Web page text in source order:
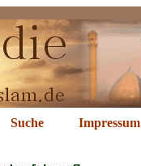
Suche Impressum